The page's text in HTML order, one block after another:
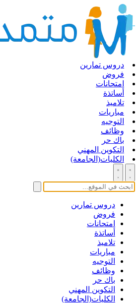
دروس تمارين
فروض
امتحانات
أساتذة
تلاميذ
مباريات
التوجيه
وظائف
باك حر
التكوين المهني
الكليات(الجامعة)
دروس تمارين
فروض
امتحانات
أساتذة
تلاميذ
مباريات
التوجيه
وظائف
باك حر
التكوين المهني
الكليات(الجامعة)